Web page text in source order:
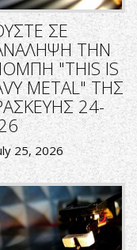
ΣΕ
ΤΗΝ
"THIS IS
METAL" ΤΗΣ
24-
25, 2026